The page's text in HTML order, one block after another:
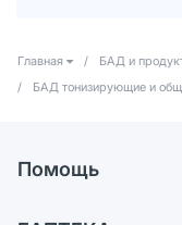
Главная / БАД и
/
БАД тонизирующие и
Помощь